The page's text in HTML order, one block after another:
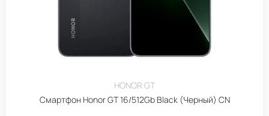
HONOR GT
Смартфон Honor GT 16/512Gb Black (Черный) CN